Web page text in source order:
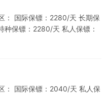
： 国际保镖：2280/天 长期保
保镖：2280/天 私人保镖：
： 国际保镖：2040/天 私人保